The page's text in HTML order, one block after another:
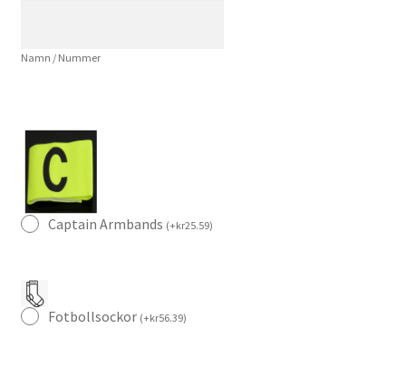
Fotbollströja
Namn / Nummer
Captain Armbands (+kr25.59)
Fotbollsockor (+kr56.39)